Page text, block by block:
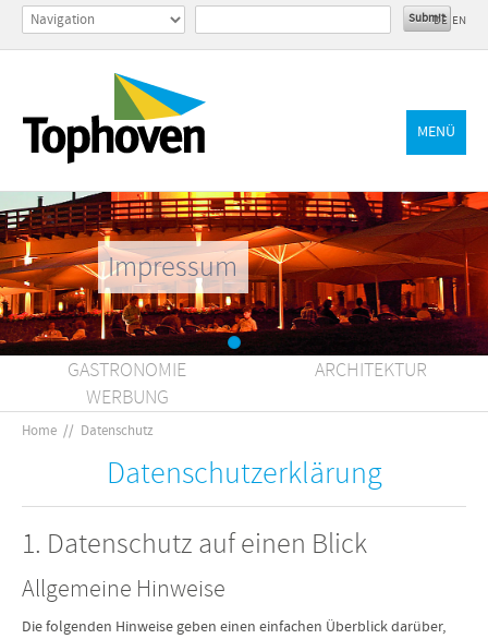
DE EN
MENÜ
Impressum
GASTRONOMIE
ARCHITEKTUR
WERBUNG
Home // Datenschutz
Datenschutzerklärung
1. Datenschutz auf einen Blick
Allgemeine Hinweise
Die folgenden Hinweise geben einen einfachen Überblick darüber,